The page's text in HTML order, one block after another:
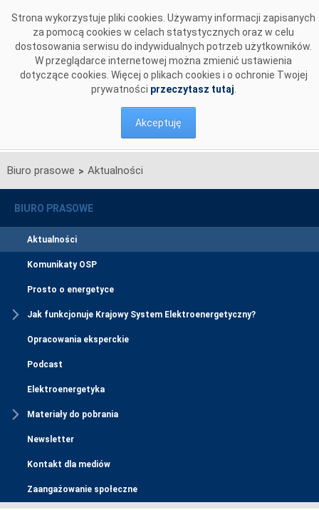
Strona wykorzystuje pliki cookies. Używamy informacji zapisanych
za pomocą cookies w celach statystycznych oraz w celu
dostosowania serwisu do indywidualnych potrzeb użytkowników.
W przeglądarce internetowej można zmienić ustawienia
dotyczące cookies. Więcej o plikach cookies i o ochronie Twojej
prywatności przeczytasz tutaj
Akceptuję
Biuro prasowe > Aktualności
BIURO PRASOWE
Aktualności
Komunikaty OSP
Prosto o energetyce
Jak funkcjonuje Krajowy System Elektroenergetyczny?
Opracowania eksperckie
Podcast
Elektroenergetyka
Materiały do pobrania
Newsletter
Kontakt dla mediów
Zaangażowanie społeczne